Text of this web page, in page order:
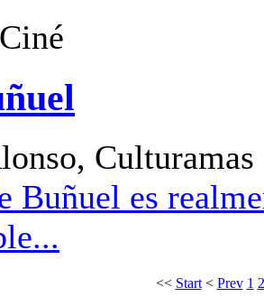
Buñuel es
<< Start< Prev 1 2